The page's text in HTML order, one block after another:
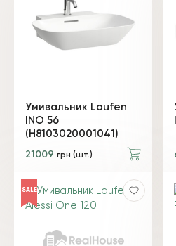
Умивальник Laufen
INO 56
(H8103020001041)
21009 грн (шт.)
SALE